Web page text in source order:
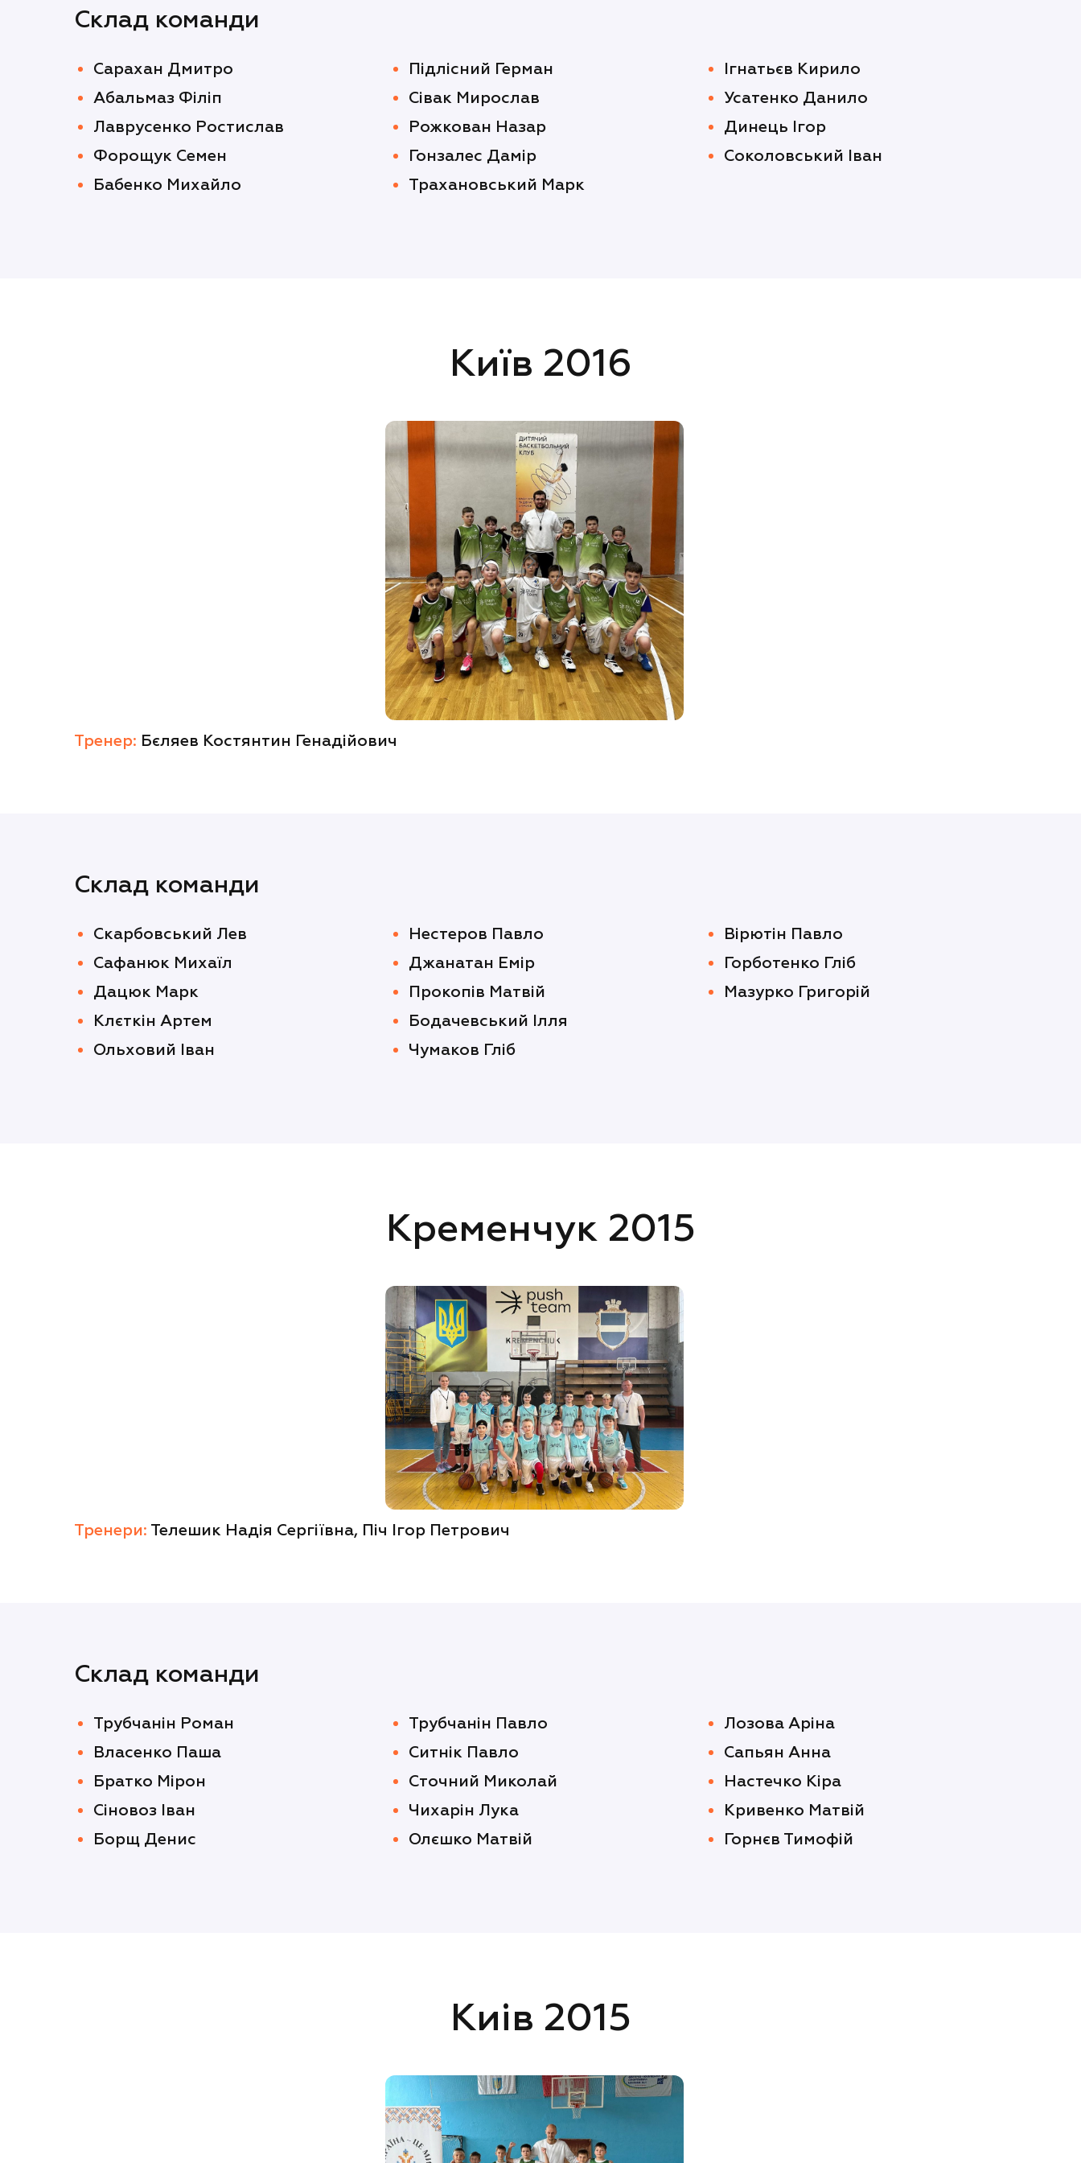
Склад команди
Сарахан Дмитро
Абальмаз Філіп
Лаврусенко Ростислав
Форощук Семен
Бабенко Михайло
Підлісний Герман
Сівак Мирослав
Рожкован Назар
Гонзалес Дамір
Трахановський Марк
Ігнатьєв Кирило
Усатенко Данило
Динець Ігор
Соколовський Іван
Київ 2016
Тренер: Бєляев Костянтин Генадійович
Склад команди
Скарбовський Лев
Сафанюк Михаїл
Дацюк Марк
Клєткін Артем
Ольховий Іван
Нестеров Павло
Джанатан Емір
Прокопів Матвій
Бодачевський Ілля
Чумаков Гліб
Вірютін Павло
Горботенко Гліб
Мазурко Григорій
Кременчук 2015
Тренери: Телешик Надія Сергіївна, Піч Ігор Петрович
Склад команди
Трубчанін Роман
Власенко Паша
Братко Мірон
Сіновоз Іван
Борщ Денис
Трубчанін Павло
Ситнік Павло
Сточний Миколай
Чихарін Лука
Олєшко Матвій
Лозова Аріна
Сапьян Анна
Настечко Кіра
Кривенко Матвій
Горнєв Тимофій
Киів 2015